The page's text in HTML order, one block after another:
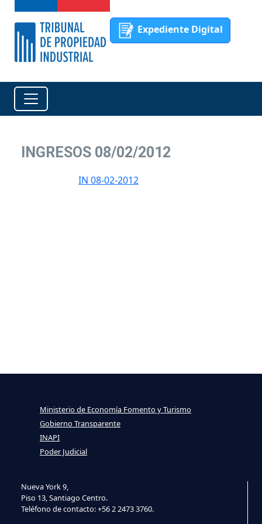
Expediente Digital
INGRESOS 08/02/2012
IN 08-02-2012
Nueva York 9,
Piso 13, Santiago Centro.
Teléfono de contacto: +56 2 2473 3760.
Ministerio de Economía Fomento y Turismo
Gobierno Transparente
INAPI
Poder Judicial